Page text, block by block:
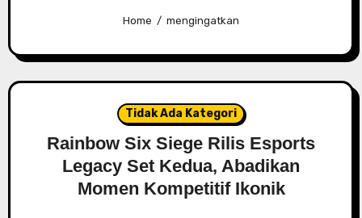
Home mengingatkan
Tidak Ada Kategori
Rainbow Six Siege Rilis Esports
Legacy Set Kedua, Abadikan
Momen Kompetitif Ikonik